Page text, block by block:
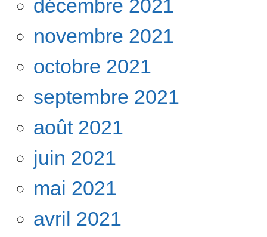
décembre 2021
novembre 2021
octobre 2021
septembre 2021
août 2021
juin 2021
mai 2021
avril 2021